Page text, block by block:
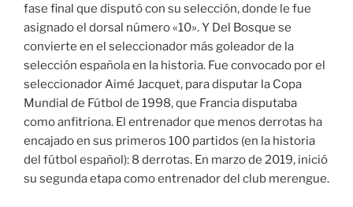
fase final que disputó con su selección, donde le fue
asignado el dorsal número «10». Y Del Bosque se
convierte en el seleccionador más goleador de la
selección española en la historia. Fue convocado por el
seleccionador Aimé Jacquet, para disputar la Copa
Mundial de Fútbol de 1998, que Francia disputaba
como anfitriona. El entrenador que menos derrotas ha
encajado en sus primeros 100 partidos (en la historia
del fútbol español): 8 derrotas. En marzo de 2019, inició
su segunda etapa como entrenador del club merengue.